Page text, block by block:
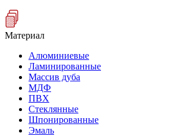
Материал
Алюминиевые
Ламинированные
Массив дуба
МДФ
ПВХ
Стеклянные
Шпонированные
Эмаль